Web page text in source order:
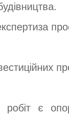
робіт є